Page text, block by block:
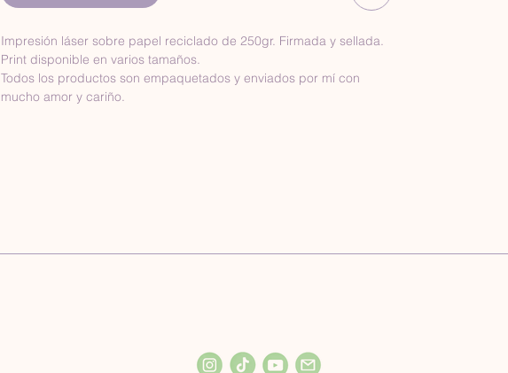
Impresión láser sobre papel reciclado de 250gr. Firmada y sellada.
Print disponible en varios tamaños.
Todos los productos son empaquetados y enviados por mí con
mucho amor y cariño.